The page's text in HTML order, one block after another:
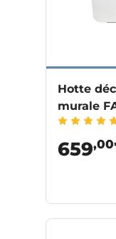
Hotte
murale
659